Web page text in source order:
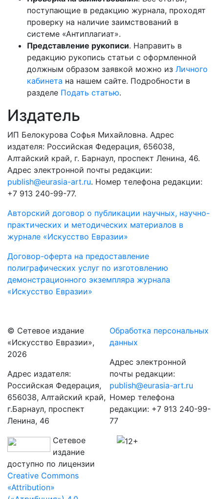
поступающие в редакцию журнала, проходят
проверку на наличие заимствований в
системе «Антиплагиат».
Представление рукописи. Направить в
редакцию рукопись статьи с оформленной
должным образом заявкой можно из Личного
кабинета на нашем сайте. Подробности в
разделе Подать статью.
Издатель
ИП Белокурова Софья Михайловна. Адрес
издателя: Российская Федерация, 656038,
Алтайский край, г. Барнаул, проспект Ленина, 46.
Адрес электронной почты редакции:
publish@eurasia-art.ru. Номер телефона редакции:
+7 913 240-99-77.
Авторский договор о публикации научных, научно-
практических и методических материалов в
журнале «Искусство Евразии»
Договор-оферта на предоставление
полиграфических услуг по изготовлению
демонстрационного экземпляра журнала
«Искусство Евразии»
© Сетевое издание
«Искусство Евразии»,
2026
Адрес издателя:
Российская Федерация,
656038, Алтайский край,
г.Барнаул, проспект
Ленина, 46
Сетевое
издание
доступно по лицензии
Creative Commons
«Attribution»
Обработка персональных
данных
Адрес электронной
почты редакции:
publish@eurasia-art.ru
Номер телефона
редакции: +7 913 240-99-
77